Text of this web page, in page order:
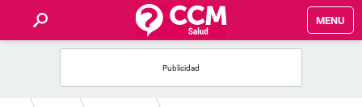
MENU
FOROS